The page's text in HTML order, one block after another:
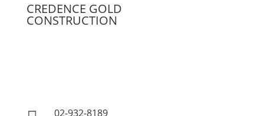
CREDENCE GOLD
CONSTRUCTION
02-932-8189